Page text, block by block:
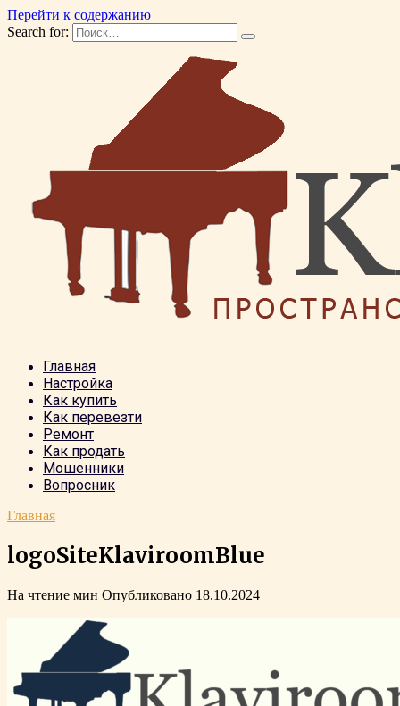
Перейти к содержанию
Search for:
Главная
Настройка
Как купить
Как перевезти
Ремонт
Как продать
Мошенники
Вопросник
Главная
logoSiteKlaviroomBlue
На чтение мин Опубликовано 18.10.2024